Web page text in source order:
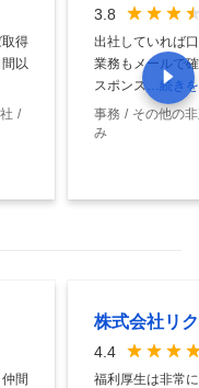
得
以
3.8
出社していれば
業務もメールで
スポンス
…続き
事務
その他の
み
間
株式会社リ
4.4
福利厚生は非常